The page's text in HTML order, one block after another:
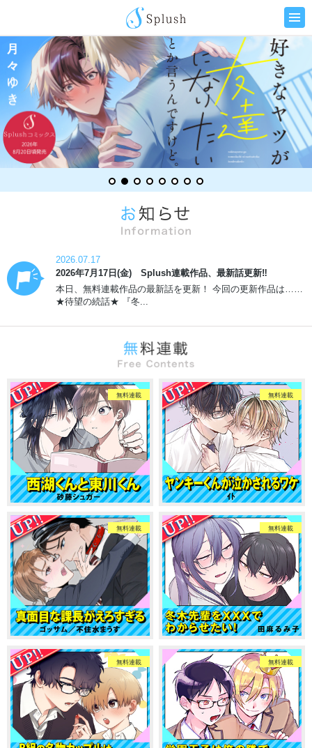
2026.07.17
2026年7月17日(金) Splush連載作品、最新話更新‼
本日、無料連載作品の最新話を更新！ 今回の更新作品は……
★待望の続話★ 『冬...
無料連載 無料連載
無料連載 無料連載
無料連載 無料連載